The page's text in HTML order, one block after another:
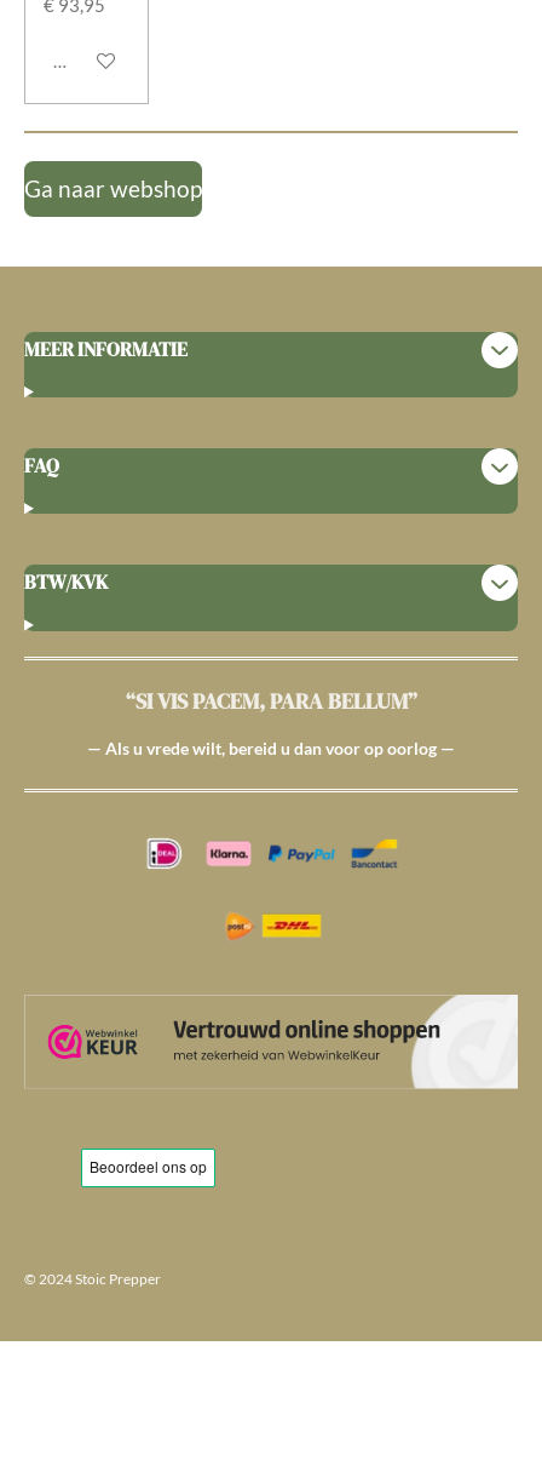
€ 93,95
In winkelwagen
Ga naar webshop
MEER INFORMATIE
FAQ
BTW/KVK
“SI VIS PACEM, PARA BELLUM”
— Als u vrede wilt, bereid u dan voor op oorlog —
© 2024 Stoic Prepper